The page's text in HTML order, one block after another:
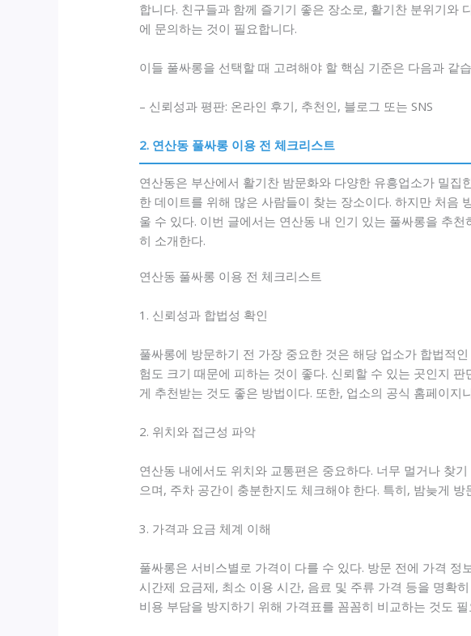
합니다. 친구들과 함께 즐기기 좋은 장소로, 활기찬 분위기와
에 문의하는 것이 필요합니다.
이들 풀싸롱을 선택할 때 고려해야 할 핵심 기준은 다음과 같
– 신뢰성과 평판: 온라인 후기, 추천인, 블로그 또는 SNS
2. 연산동 풀싸롱 이용 전 체크리스트
연산동은 부산에서 활기찬 밤문화와 다양한 유흥업소가 밀
한 데이트를 위해 많은 사람들이 찾는 장소이다. 하지만 처음
울 수 있다. 이번 글에서는 연산동 내 인기 있는 풀싸롱을 추
히 소개한다.
연산동 풀싸롱 이용 전 체크리스트
1. 신뢰성과 합법성 확인
풀싸롱에 방문하기 전 가장 중요한 것은 해당 업소가 합법적
험도 크기 때문에 피하는 것이 좋다. 신뢰할 수 있는 곳인지
게 추천받는 것도 좋은 방법이다. 또한, 업소의 공식 홈페이
2. 위치와 접근성 파악
연산동 내에서도 위치와 교통편은 중요하다. 너무 멀거나 찾
으며, 주차 공간이 충분한지도 체크해야 한다. 특히, 밤늦게
3. 가격과 요금 체계 이해
풀싸롱은 서비스별로 가격이 다를 수 있다. 방문 전에 가격
시간제 요금제, 최소 이용 시간, 음료 및 주류 가격 등을 명확
비용 부담을 방지하기 위해 가격표를 꼼꼼히 비교하는 것도 필